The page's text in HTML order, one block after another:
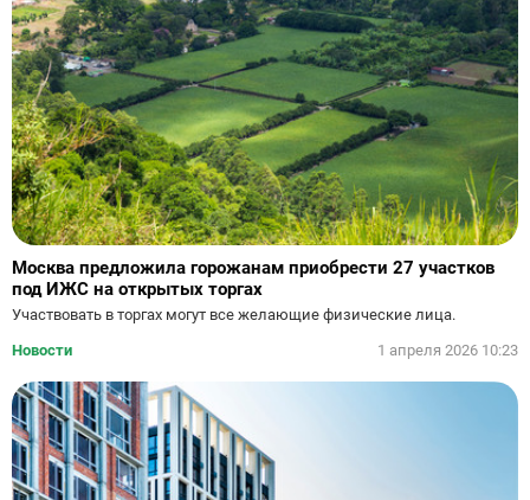
Москва предложила горожанам приобрести 27 участков
под ИЖС на открытых торгах
Участвовать в торгах могут все желающие физические лица.
Новости
1 апреля 2026 10:23